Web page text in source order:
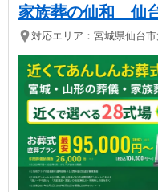
家族葬の仙和 仙
対応エリア： 宮城県仙台